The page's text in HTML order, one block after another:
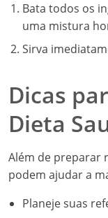
Bata todos os
uma mistura
Sirva
Dicas
Dieta
Além de preparar
podem ajudar a
Planeje suas